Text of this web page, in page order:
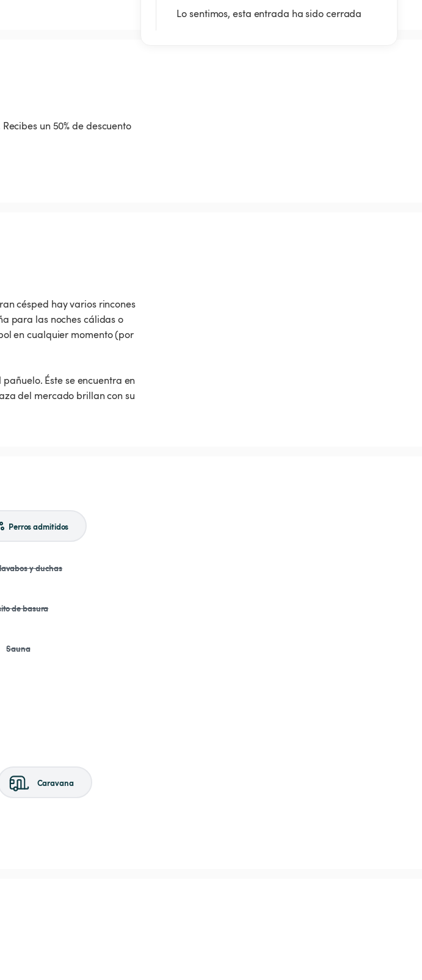
Lo sentimos, esta entrada ha sido cerrada
un 50% de descuento
césped hay varios rincones
para las noches cálidas o
en cualquier momento (por
Éste se encuentra en
del mercado brillan con su
Perros admitidos
y duchas
de basura
Sauna
Caravana